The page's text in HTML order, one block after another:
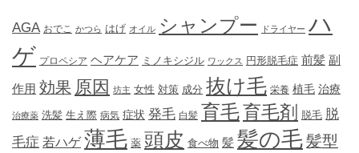
AGA おでこ かつら はげ オイル シャンプー ドライヤー ハ
ゲ プロペシア ヘアケア ミノキシジル ワックス 円形脱毛症 前髪 副
作用 効果 原因 坊主 女性 対策 成分 抜け毛 栄養 植毛 治療
治療薬 洗髪 生え際 病気 症状 発毛 白髪 育毛育毛剤 脱毛 脱
毛症 若ハゲ 薄毛 薬 頭皮 食べ物 髪 髪の毛髪型